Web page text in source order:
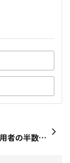
フリマ利用者の半数以上が「お得意様」と取引している！？